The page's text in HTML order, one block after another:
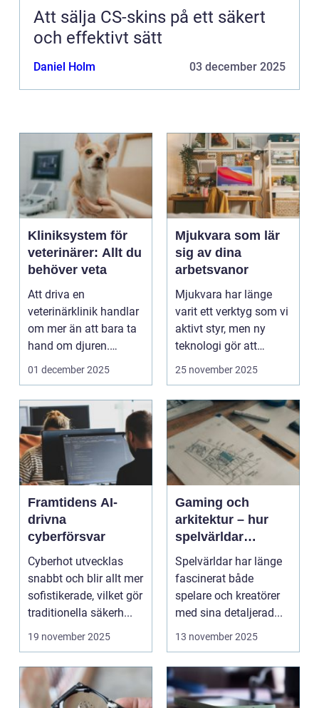
Att sälja CS-skins på ett säkert
och effektivt sätt
Daniel Holm 03 december 2025
Kliniksystem för
veterinärer: Allt du
behöver veta
Att driva en
veterinärklinik handlar
om mer än att bara ta
hand om djuren.
Administrativa ...
01 december 2025
Mjukvara som lär
sig av dina
arbetsvanor
Mjukvara har länge
varit ett verktyg som vi
aktivt styr, men ny
teknologi gör att
program ...
25 november 2025
Framtidens AI-
drivna
cyberförsvar
Cyberhot utvecklas
snabbt och blir allt mer
sofistikerade, vilket gör
traditionella säkerh...
19 november 2025
Gaming och
arkitektur – hur
spelvärldar
inspirerar verklig
stadsplanering
Spelvärldar har länge
fascinerat både
spelare och kreatörer
med sina detaljerad...
13 november 2025